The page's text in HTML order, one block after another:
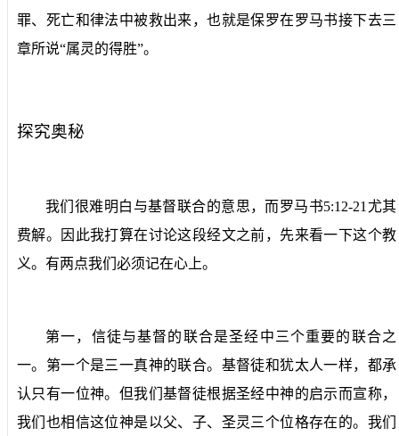
罪、死亡和律法中被救出来，也就是保罗在罗马书接下去三
章所说“属灵的得胜”。
探究奥秘
我们很难明白与基督联合的意思，而罗马书5:12-21 尤其
费解。因此我打算在讨论这段经文之前，先来看一下这个教
义。有两点我们必须记在心上。
第一，信徒与基督的联合是圣经中三个重要的联合之
一。第一个是三一真神的联合。基督徒和犹太人一样，都承
认只有一位神。但我们基督徒根据圣经中神的启示而宣称，
我们也相信这位神是以父、子、圣灵三个位格存在的。我们